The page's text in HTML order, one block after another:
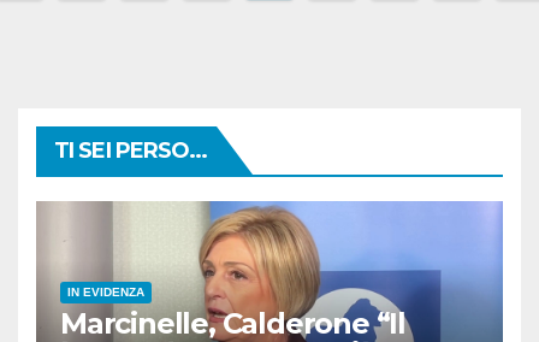
TI SEI PERSO...
IN EVIDENZA
Marcinelle, Calderone “Il